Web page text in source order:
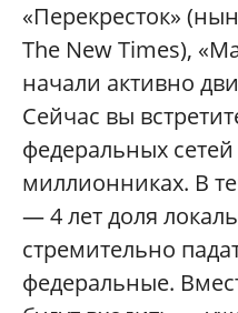
«Перекресток»
The New Times),
начали активно
Сейчас вы
федеральных сетей
миллионниках. В
— 4 лет доля
стремительно
федеральные.